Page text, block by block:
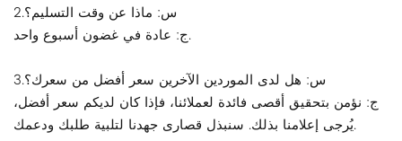
2.س: ماذا عن وقت التسليم؟
ج: عادة في غضون أسبوع واحد.
3.س: هل لدى الموردين الآخرين سعر أفضل من سعرك؟
ج: نؤمن بتحقيق أقصى فائدة لعملائنا، فإذا كان لديكم سعر أفضل،
يُرجى إعلامنا بذلك. سنبذل قصارى جهدنا لتلبية طلبك ودعمك.